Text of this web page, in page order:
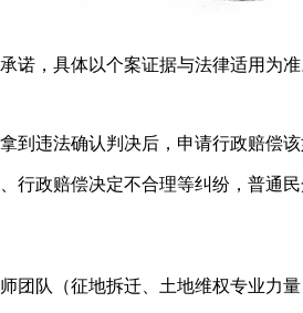
诺，具体以个案证据与法律适用为准
到违法确认判决后，申请行政赔偿该
行政赔偿决定不合理等纠纷，普通
团队（征地拆迁、土地维权专业力量